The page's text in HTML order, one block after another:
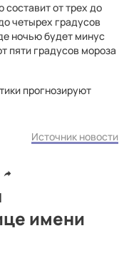
от трех до
четырех градусов
ночью будет минус
пяти градусов мороза
прогнозируют
Источник новости
имени